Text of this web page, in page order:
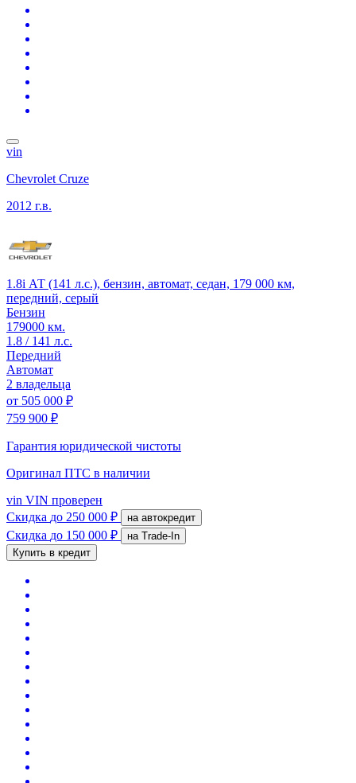
vin
Chevrolet Cruze
2012 г.в.
1.8i АТ (141 л.с.), бензин, автомат, седан, 179 000 км,
передний, серый
Бензин
179000 км.
1.8 / 141 л.с.
Передний
Автомат
2 владельца
от 505 000 ₽
759 900 ₽
Гарантия юридической чистоты
Оригинал ПТС в наличии
vin VIN проверен
Скидка до 250 000 ₽ на автокредит
Скидка до 150 000 ₽
на Trade-In
Купить в кредит